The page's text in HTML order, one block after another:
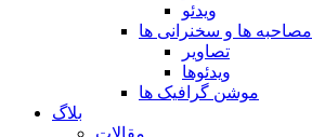
ویدئو
مصاحبه ها و سخنرانی ها
تصاویر
ویدئوها
موشن گرافیک ها
بلاگ
مقالات